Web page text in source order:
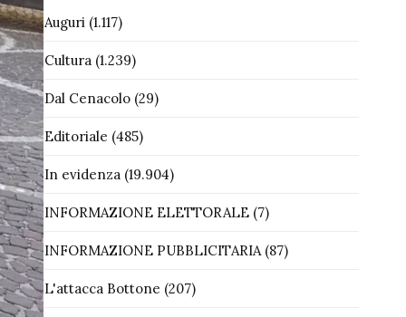
Auguri(1.117)
Cultura(1.239)
Dal Cenacolo(29)
Editoriale (485)
In evidenza(19.904)
INFORMAZIONE ELETTORALE(7)
INFORMAZIONE PUBBLICITARIA(87)
L'attacca Bottone (207)